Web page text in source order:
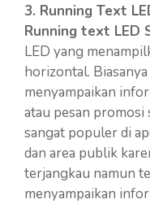
3. Running Text
Running text LED
LED yang
horizontal.
menyampaikan
atau pesan promosi
sangat populer di
dan area publik
terjangkau namun
menyampaikan